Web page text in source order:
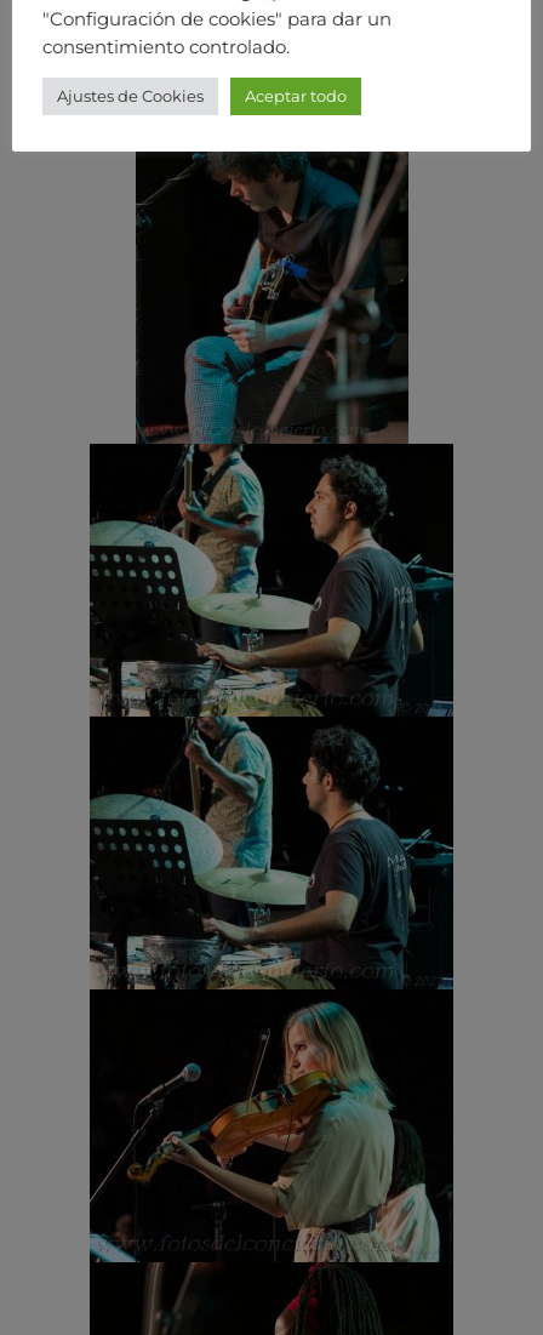
"Configuración de cookies" para dar un
consentimiento controlado.
Ajustes de Cookies Aceptar todo